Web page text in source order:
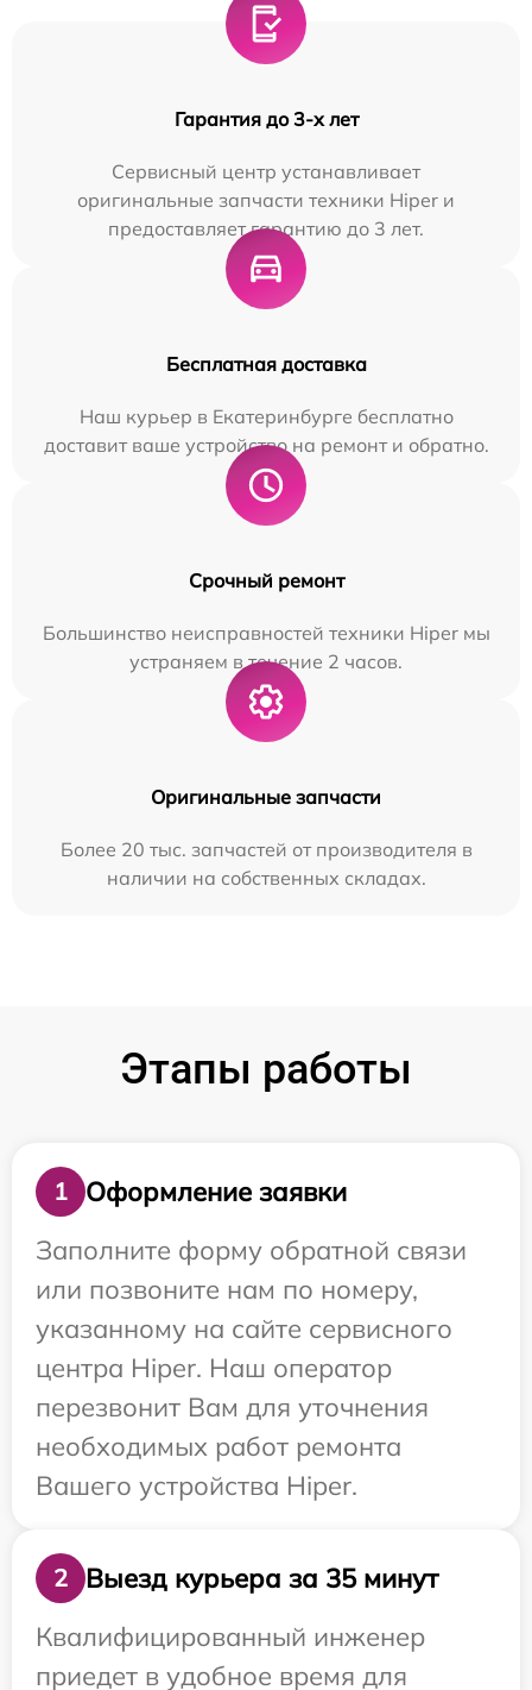
Гарантия до 3-х лет
Сервисный центр устанавливает
оригинальные запчасти техники Hiper и
предоставляет гарантию до 3 лет.
Бесплатная доставка
Наш курьер в Екатеринбурге бесплатно
доставит ваше устройство на ремонт и обратно.
Срочный ремонт
Большинство неисправностей техники Hiper мы
устраняем в течение 2 часов.
Оригинальные запчасти
Более 20 тыс. запчастей от производителя в
наличии на собственных складах.
Этапы работы
1
Оформление заявки
Заполните форму обратной связи
или позвоните нам по номеру,
указанному на сайте сервисного
центра Hiper. Наш оператор
перезвонит Вам для уточнения
необходимых работ ремонта
Вашего устройства Hiper.
2
Выезд курьера за 35 минут
Квалифицированный инженер
приедет в удобное время для